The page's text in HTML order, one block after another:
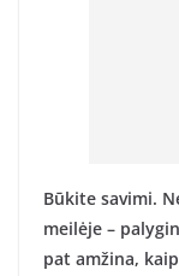
Būkite savimi.
meilėje –
pat amžina,